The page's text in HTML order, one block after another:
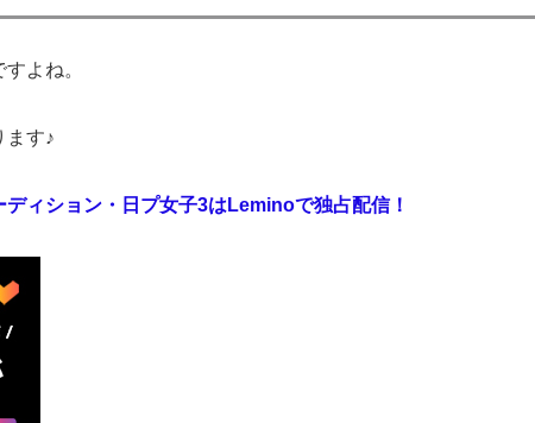
よね。
ます♪
ディション・日プ女子3はLeminoで独占配信！